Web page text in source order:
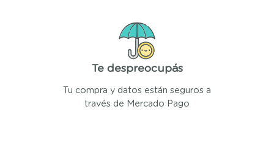
Te despreocupás
Tu compra y datos están seguros a
través de Mercado Pago